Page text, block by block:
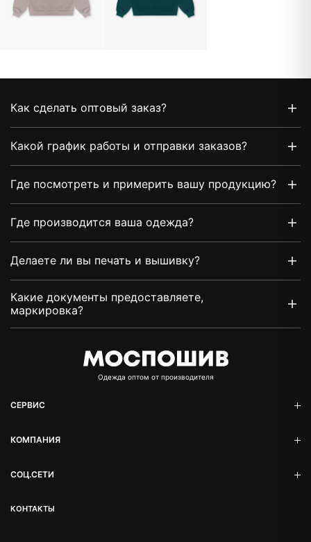
Как сделать оптовый заказ?
Какой график работы и отправки заказов?
Где посмотреть и примерить вашу продукцию?
Где производится ваша одежда?
Делаете ли вы печать и вышивку?
Какие документы предоставляете,
маркировка?
Oдежда оптом от производителя
СЕРВИС
КОМПАНИЯ
СОЦ.СЕТИ
КОНТАКТЫ